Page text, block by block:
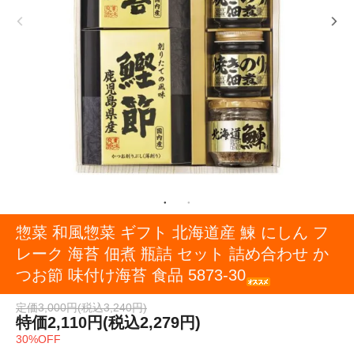
惣菜 和風惣菜 ギフト 北海道産 鰊 にしん フ
レーク 海苔 佃煮 瓶詰 セット 詰め合わせ か
つお節 味付け海苔 食品 5873-30
定価3,000円(税込3,240円)
特価2,110円(税込2,279円)
30%OFF